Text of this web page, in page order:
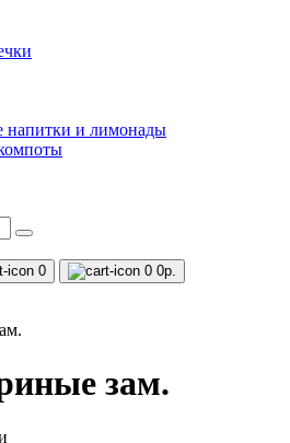
напитки и лимонады
0 0 0р.
зам.